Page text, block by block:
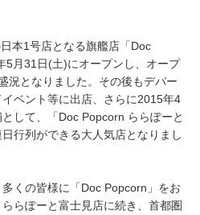
本1号店となる旗艦店「Doc
5月31日(土)にオープンし、オープ
況となりました。その後もデパー
ベント等に出店、さらに2015年4
して、「Doc Popcorn ららぽーと
行列ができる大人気店となりまし
くの皆様に「Doc Popcorn」をお
らぽーと富士見店に続き、首都圏